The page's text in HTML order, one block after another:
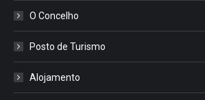
O Concelho
Posto de Turismo
Alojamento